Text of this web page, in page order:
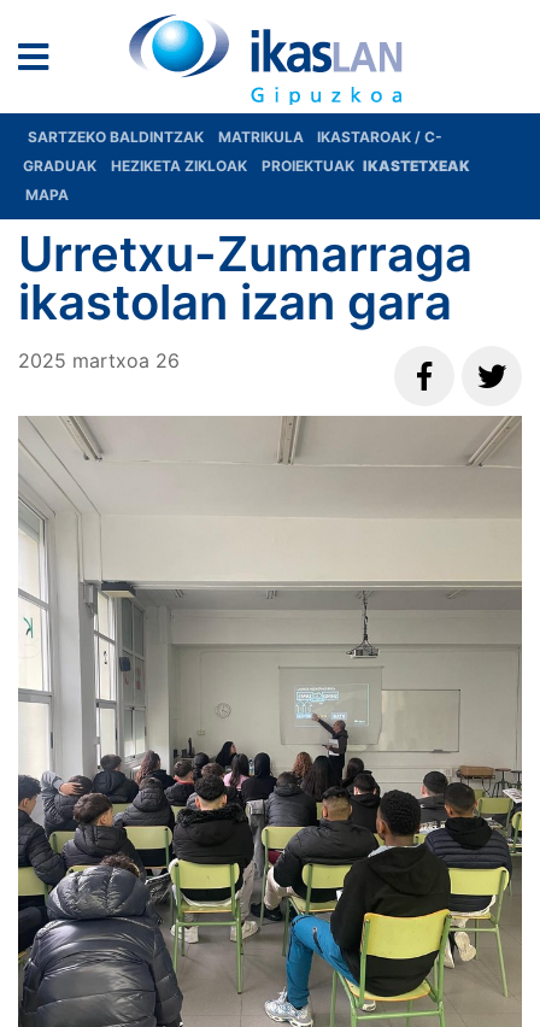
SARTZEKO BALDINTZAK MATRIKULA
IKASTAROAK / C-
GRADUAK
HEZIKETA ZIKLOAK PROIEKTUAK IKASTETXEAK
MAPA
Urretxu-Zumarraga
ikastolan izan gara
2025 martxoa 26